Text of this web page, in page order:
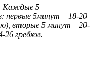
Каждые 5
первые 5минут – 18-20
вторые 5 минут – 20-
гребков.